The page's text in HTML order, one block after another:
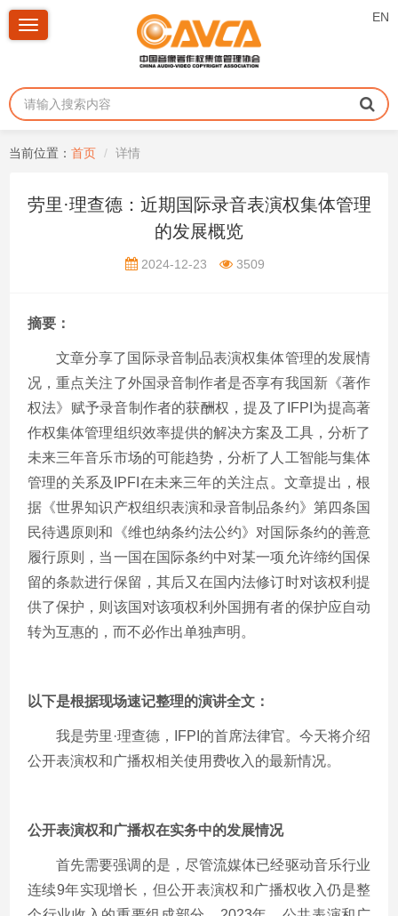
EN
Toggle
当前位置： 首页 详情
劳里·理查德：近期国际录音表演权集体管理
的发展概览
2024-12-23 3509
摘要：
文章分享了国际录音制品表演权集体管理的发展情
况，重点关注了外国录音制作者是否享有我国新《著作
权法》赋予录音制作者的获酬权，提及了IFPI为提高著
作权集体管理组织效率提供的解决方案及工具，分析了
未来三年音乐市场的可能趋势，分析了人工智能与集体
管理的关系及IPFI在未来三年的关注点。文章提出，根
据《世界知识产权组织表演和录音制品条约》第四条国
民待遇原则和《维也纳条约法公约》对国际条约的善意
履行原则，当一国在国际条约中对某一项允许缔约国保
留的条款进行保留，其后又在国内法修订时对该权利提
供了保护，则该国对该项权利外国拥有者的保护应自动
转为互惠的，而不必作出单独声明。
以下是根据现场速记整理的演讲全文：
我是劳里·理查德，IFPI的首席法律官。今天将介绍
公开表演权和广播权相关使用费收入的最新情况。
公开表演权和广播权在实务中的发展情况
首先需要强调的是，尽管流媒体已经驱动音乐行业
连续9年实现增长，但公开表演权和广播权收入仍是整